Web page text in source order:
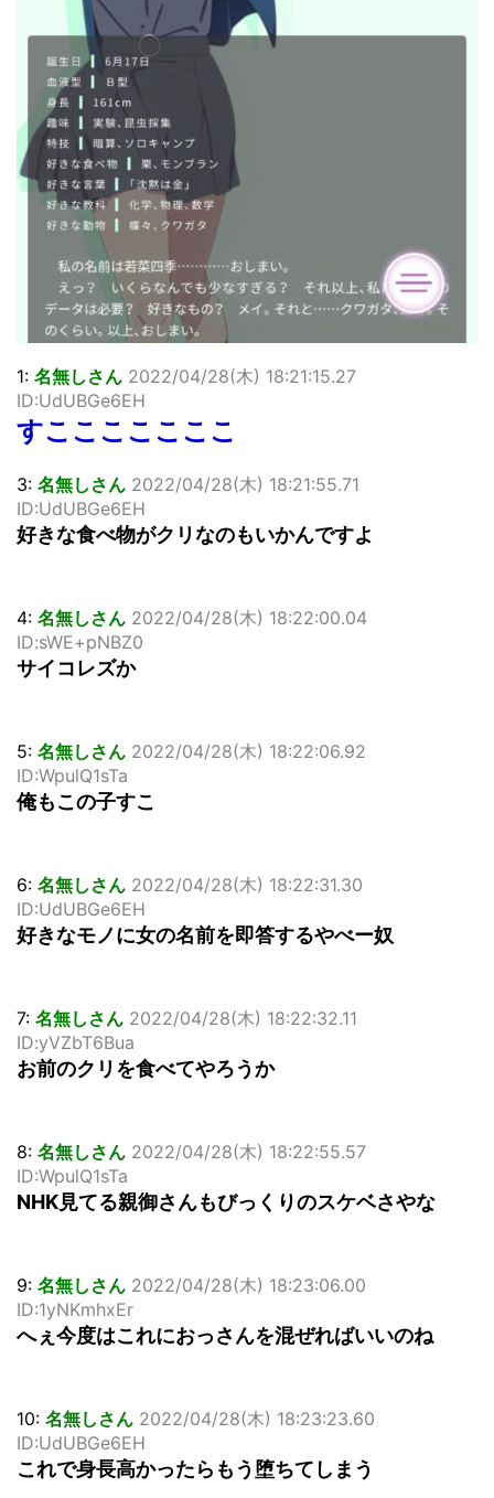
1: 名無しさん 2022/04/28(木) 18:21:15.27
ID:UdUBGe6EH
すこここここここ
3: 名無しさん 2022/04/28(木) 18:21:55.71
ID:UdUBGe6EH
好きな食べ物がクリなのもいかんですよ
4: 名無しさん 2022/04/28(木) 18:22:00.04
ID:sWE+pNBZ0
サイコレズか
5: 名無しさん 2022/04/28(木) 18:22:06.92
ID:WpulQ1sTa
俺もこの子すこ
6: 名無しさん 2022/04/28(木) 18:22:31.30
ID:UdUBGe6EH
好きなモノに女の名前を即答するやべー奴
7: 名無しさん 2022/04/28(木) 18:22:32.11
ID:yVZbT6Bua
お前のクリを食べてやろうか
8: 名無しさん 2022/04/28(木) 18:22:55.57
ID:WpulQ1sTa
NHK見てる親御さんもびっくりのスケベさやな
9: 名無しさん 2022/04/28(木) 18:23:06.00
ID:1yNKmhxEr
へぇ今度はこれにおっさんを混ぜればいいのね
10: 名無しさん 2022/04/28(木) 18:23:23.60
ID:UdUBGe6EH
これで身長高かったらもう堕ちてしまう